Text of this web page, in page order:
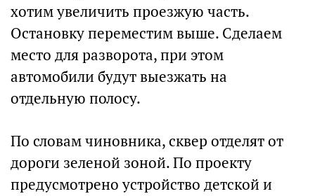
хотим увеличить проезжую часть.
Остановку переместим выше. Сделаем
место для разворота, при этом
автомобили будут выезжать на
отдельную полосу.
По словам чиновника, сквер отделят от
дороги зеленой зоной. По проекту
предусмотрено устройство детской и